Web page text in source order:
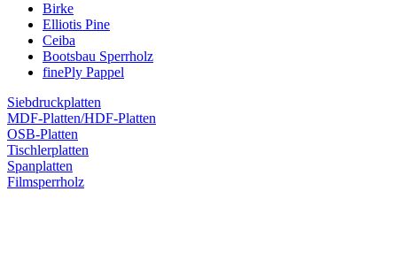
Birke
Elliotis Pine
Ceiba
Bootsbau Sperrholz
finePly Pappel
Siebdruckplatten
MDF-Platten/HDF-Platten
OSB-Platten
Tischlerplatten
Spanplatten
Filmsperrholz